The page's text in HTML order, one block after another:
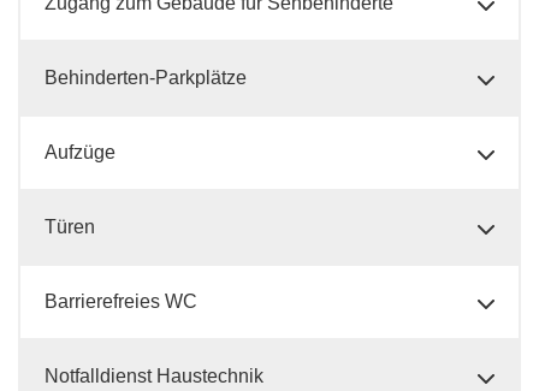
Behinderten-Parkplätze
Aufzüge
Türen
Barrierefreies WC
Notfalldienst Haustechnik